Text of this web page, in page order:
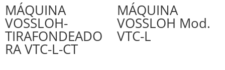
MÁQUINA
VOSSLOH-
TIRAFONDEADO
RA VTC-L-CT
MÁQUINA
VOSSLOH Mod.
VTC-L